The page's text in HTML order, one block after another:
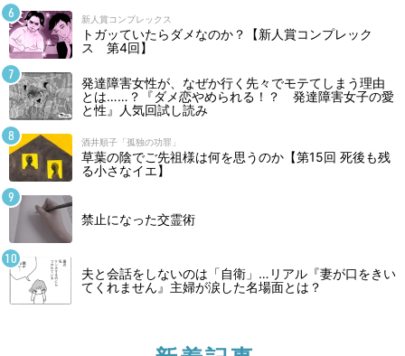
新人賞コンプレックス
トガッていたらダメなのか？【新人賞コンプレック
ス 第4回】
発達障害女性が、なぜか行く先々でモテてしまう理由
とは……？『ダメ恋やめられる！？ 発達障害女子の愛
と性』人気回試し読み
酒井順子「孤独の功罪」
草葉の陰でご先祖様は何を思うのか【第15回 死後も残
る小さなイエ】
禁止になった交霊術
夫と会話をしないのは「自衛」…リアル『妻が口をきい
てくれません』主婦が涙した名場面とは？